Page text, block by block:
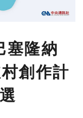
塞隆納
創作計